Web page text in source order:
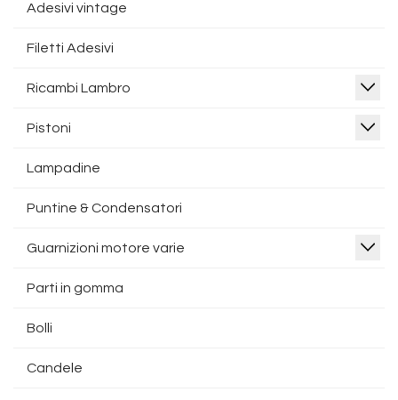
Adesivi vintage
Filetti Adesivi
Ricambi Lambro
Pistoni
Lampadine
Puntine & Condensatori
Guarnizioni motore varie
Parti in gomma
Bolli
Candele